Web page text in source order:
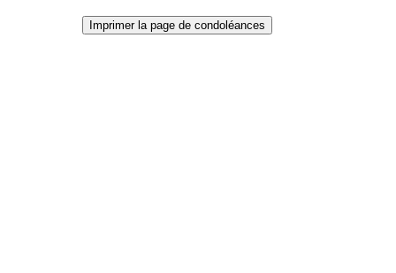
Imprimer la page de condoléances